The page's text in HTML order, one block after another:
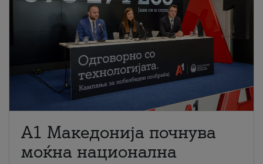
A1 Македонија почнува
моќна национална